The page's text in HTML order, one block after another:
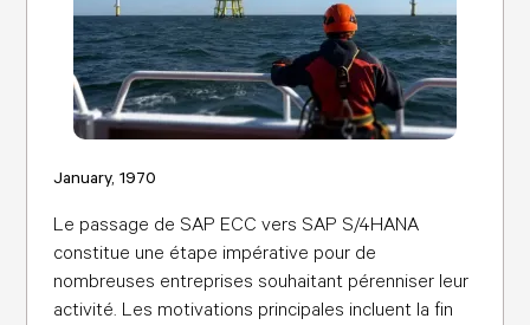
January, 1970
Le passage de SAP ECC vers SAP S/4HANA
constitue une étape impérative pour de
nombreuses entreprises souhaitant pérenniser leur
activité. Les motivations principales incluent la fin